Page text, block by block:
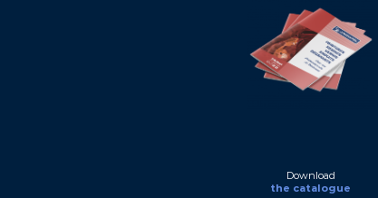
Download
the catalogue